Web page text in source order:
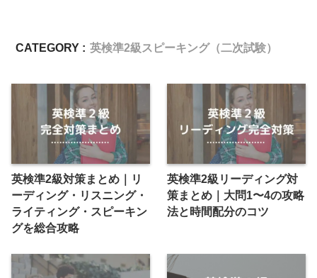
CATEGORY : 英検準2級スピーキング（二次試験）
英検準2級対策まとめ｜リ
ーディング・リスニング・
ライティング・スピーキン
グを総合攻略
英検準2級リーディング対
策まとめ｜大問1〜4の攻略
法と時間配分のコツ